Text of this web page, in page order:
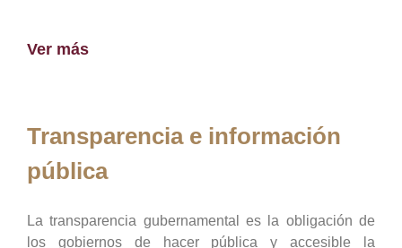
Ver más
Transparencia e información
pública
La transparencia gubernamental es la obligación de
los gobiernos de hacer pública y accesible la